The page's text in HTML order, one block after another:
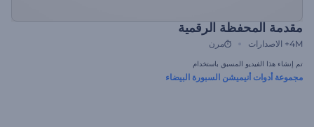
مقدمة المحفظة الرقمية
4M+ الاصدارات مرن
تم إنشاء هذا الفيديو المسبق باستخدام
مجموعة أدوات أنيميشن السبورة البيضاء